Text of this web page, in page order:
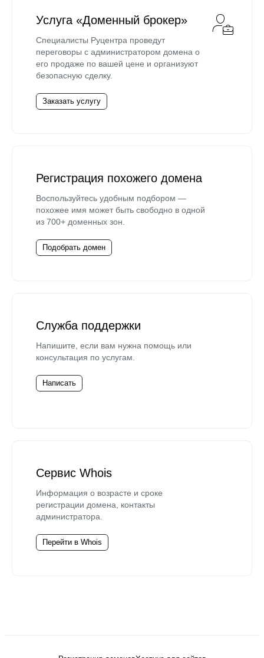
Услуга «Доменный брокер»
Специалисты Руцентра проведут
переговоры с администратором домена о
его продаже по вашей цене и организуют
безопасную сделку.
Заказать услугу
Регистрация похожего домена
Воспользуйтесь удобным подбором —
похожее имя может быть свободно в одной
из 700+ доменных зон.
Подобрать домен
Служба поддержки
Напишите, если вам нужна помощь или
консультация по услугам.
Написать
Сервис Whois
Информация о возрасте и сроке
регистрации домена, контакты
администратора.
Перейти в Whois